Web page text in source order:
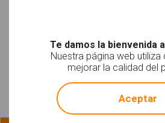
letras sílaba
Materiales
Te damos la bienvenida
Nuestra página web
mejorar la calidad del
! Not valid!
Aceptar